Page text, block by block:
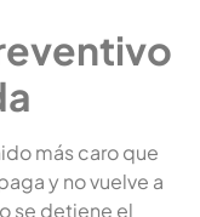
más caro que
y no vuelve a
se detiene el